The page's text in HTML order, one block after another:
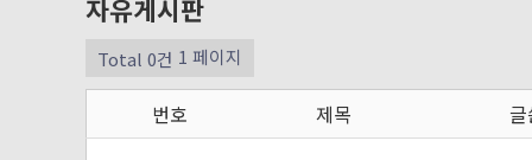
자유게시판
Total 0건 1 페이지
번호 제목